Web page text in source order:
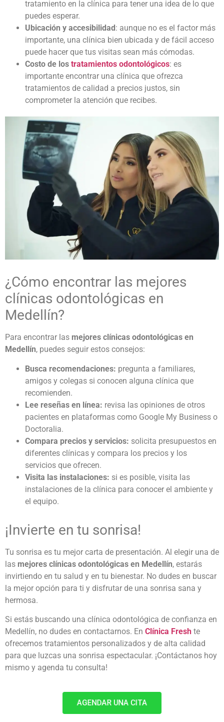
tratamiento en la clínica para tener una idea de lo que
puedes esperar.
Ubicación y accesibilidad: aunque no es el factor más
importante, una clínica bien ubicada y de fácil acceso
puede hacer que tus visitas sean más cómodas.
Costo de los tratamientos odontológicos: es
importante encontrar una clínica que ofrezca
tratamientos de calidad a precios justos, sin
comprometer la atención que recibes.
¿Cómo encontrar las mejores
clínicas odontológicas en
Medellín?
Para encontrar las mejores clínicas odontológicas en
Medellín, puedes seguir estos consejos:
Busca recomendaciones: pregunta a familiares,
amigos y colegas si conocen alguna clínica que
recomienden.
Lee reseñas en línea: revisa las opiniones de otros
pacientes en plataformas como Google My Business o
Doctoralia.
Compara precios y servicios: solicita presupuestos en
diferentes clínicas y compara los precios y los
servicios que ofrecen.
Visita las instalaciones: si es posible, visita las
instalaciones de la clínica para conocer el ambiente y
el equipo.
¡Invierte en tu sonrisa!
Tu sonrisa es tu mejor carta de presentación. Al elegir una de
las mejores clínicas odontológicas en Medellín, estarás
invirtiendo en tu salud y en tu bienestar. No dudes en buscar
la mejor opción para ti y disfrutar de una sonrisa sana y
hermosa.
Si estás buscando una clínica odontológica de confianza en
Medellín, no dudes en contactarnos. En Clínica Fresh te
ofrecemos tratamientos personalizados y de alta calidad
para que luzcas una sonrisa espectacular. ¡Contáctanos hoy
mismo y agenda tu consulta!
AGENDAR UNA CITA